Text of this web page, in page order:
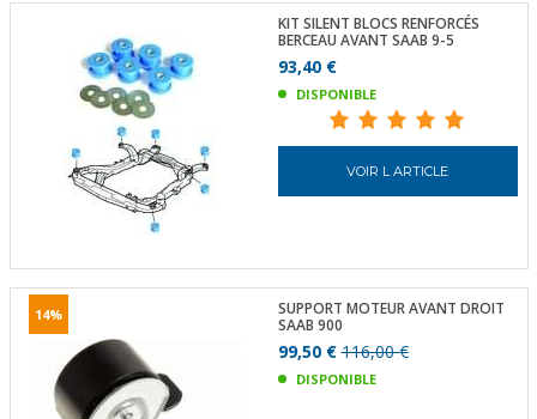
KIT SILENT BLOCS RENFORCÉS
BERCEAU AVANT SAAB 9-5
93,40 €
DISPONIBLE
VOIR L ARTICLE
14%
SUPPORT MOTEUR AVANT DROIT
SAAB 900
99,50 €116,00 €
DISPONIBLE